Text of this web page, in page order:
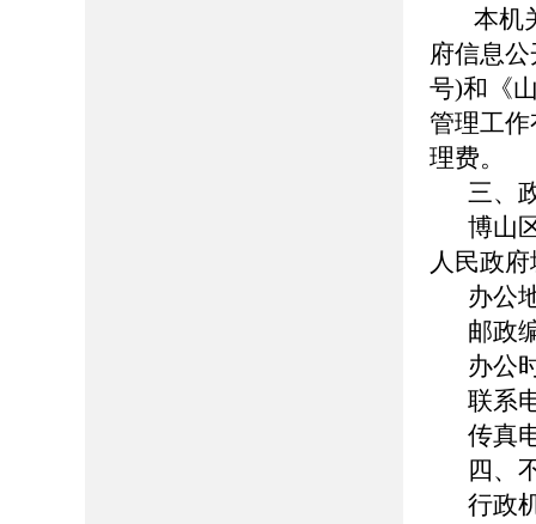
本机
府信息
号)和《
管理工
理费。
三、
博山
人民政
办公
邮政
办公
联系
传真
四、
行政